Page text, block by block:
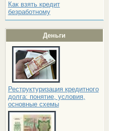
Как взять кредит
безработному
Деньги
Реструктуризация кредитного
долга: понятие, условия,
основные схемы